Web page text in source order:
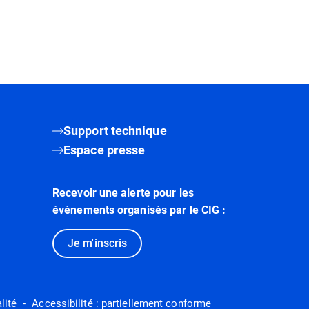
Support technique
Espace presse
Recevoir une alerte pour les
événements organisés par le CIG :
Je m'inscris
Accessibilité : partiellement conforme